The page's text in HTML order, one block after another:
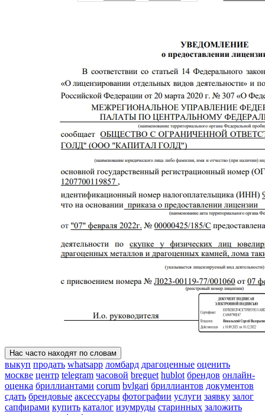
Нас часто находят по словам
выкуп продать whatsapp ломбард драгоценные оценить
москве центр telegram часовой breguet hublot брендов онлайн-
оценка бриллиантами corum bvlgari бриллиантов документов
сдать брендовые аксессуары фотографии услуги заявку залог
сапфирами купить каталог изумруды старинных заложить